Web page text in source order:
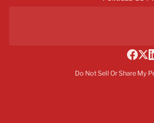
Do Not Sell Or Share My